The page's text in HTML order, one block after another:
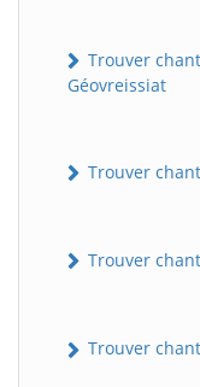
Trouver
Géovreissiat
Trouver
Trouver
Trouver